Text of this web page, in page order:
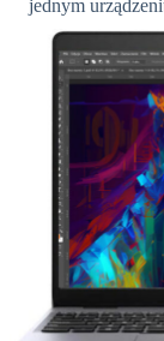
jednym